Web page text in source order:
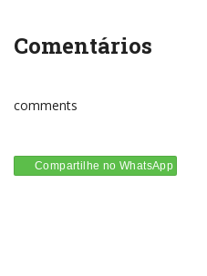
Comentários
comments
Compartilhe no WhatsApp